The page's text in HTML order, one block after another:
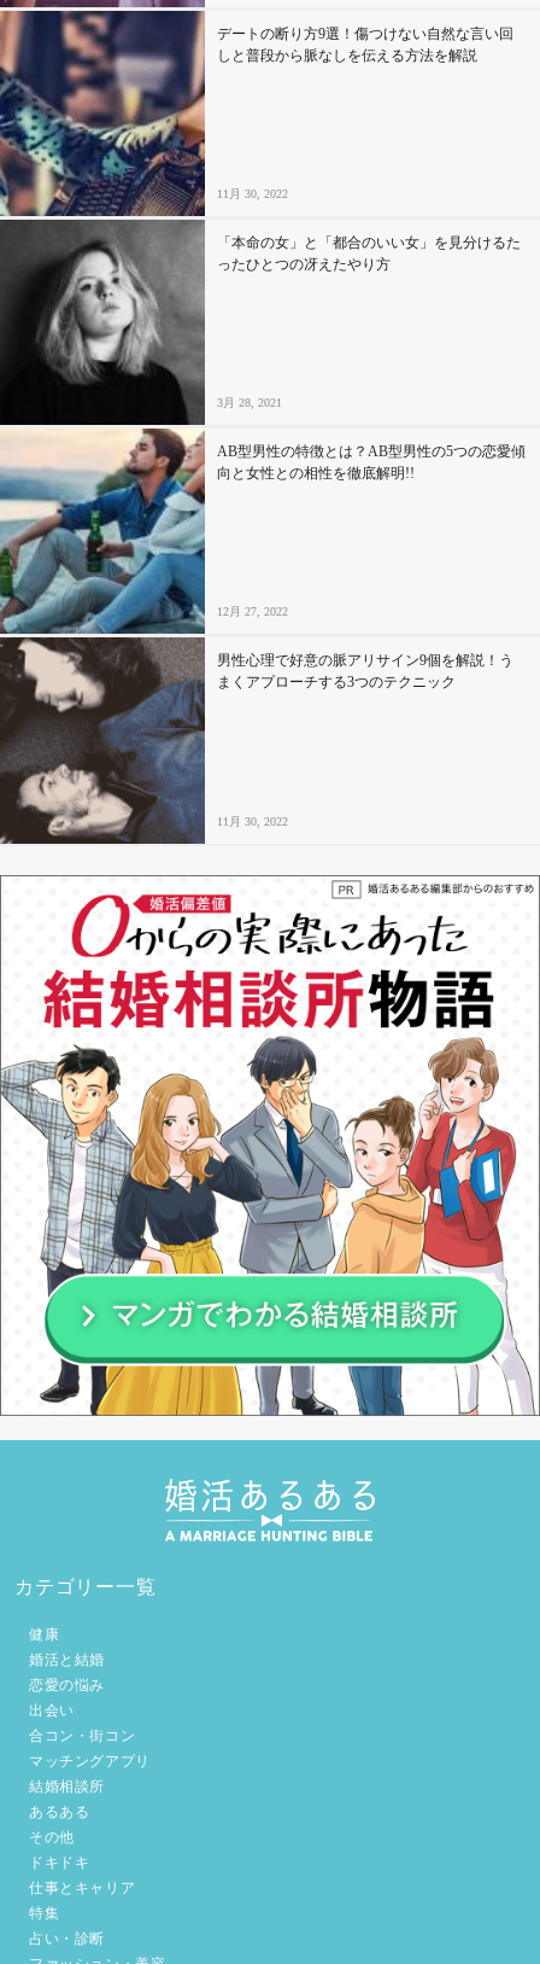
デートの断り方9選！傷つけない自然な言い回
しと普段から脈なしを伝える方法を解説
11月 30, 2022
「本命の女」と「都合のいい女」を見分けるた
ったひとつの冴えたやり方
3月 28, 2021
AB型男性の特徴とは？AB型男性の5つの恋愛傾
向と女性との相性を徹底解明!!
12月 27, 2022
男性心理で好意の脈アリサイン9個を解説！う
まくアプローチする3つのテクニック
11月 30, 2022
カテゴリー一覧
健康
婚活と結婚
恋愛の悩み
出会い
合コン・街コン
マッチングアプリ
結婚相談所
あるある
その他
ドキドキ
仕事とキャリア
特集
占い・診断